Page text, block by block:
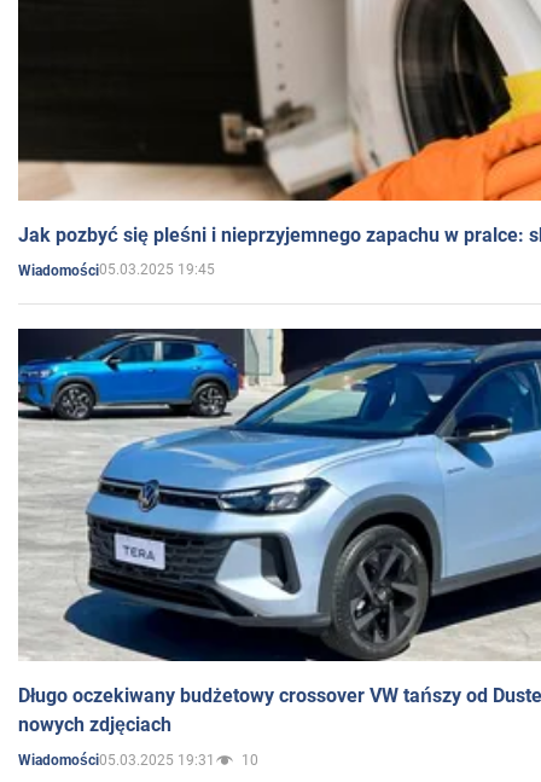
Jak pozbyć się pleśni i nieprzyjemnego zapachu w pralce:
Wiadomości05.03.2025 19:45
Długo oczekiwany budżetowy crossover VW tańszy od
nowych zdjęciach
Wiadomości05.03.2025 19:31 10